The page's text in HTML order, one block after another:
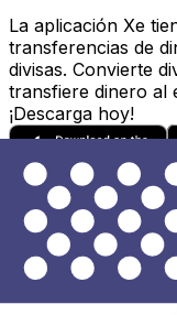
La aplicación Xe
transferencias de
divisas. Convierte
transfiere dinero al
¡Descarga hoy!